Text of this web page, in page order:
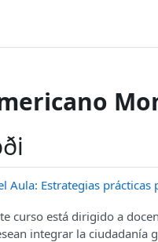
Aula: Estrategias
curso está dirigido a
integrar la ciudadanía